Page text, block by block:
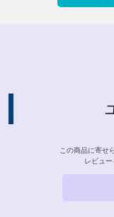
この商品に寄せ
レビュ